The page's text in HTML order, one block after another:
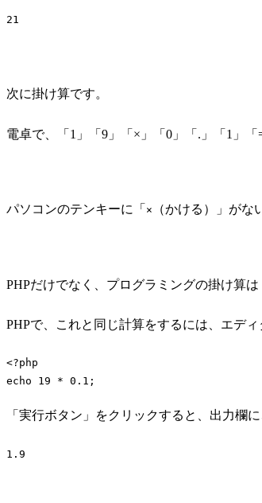
21
次に掛け算です。
電卓で、「1」「9」「×」「0」「.」「1」
パソコンのテンキーに「 × （かける）」がな
PHPだけでなく、プログラミングの掛け算は
PHPで、これと同じ計算をするには、エデ
<?php
echo
19 * 0.1 ;
「実行ボタン」をクリックすると、出力欄
1.9